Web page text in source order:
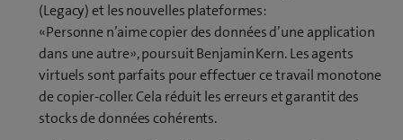
(Legacy) et les nouvelles plateformes:
«Personne n’aime copier des données d’une application
dans une autre», poursuit Benjamin Kern. Les agents
virtuels sont parfaits pour effectuer ce travail monotone
de copier-coller. Cela réduit les erreurs et garantit des
stocks de données cohérents.